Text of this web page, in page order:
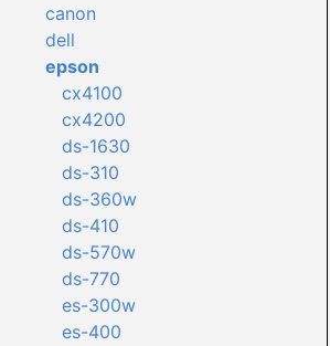
canon
dell
epson
cx4100
cx4200
ds-1630
ds-310
ds-360w
ds-410
ds-570w
ds-770
es-300w
es-400